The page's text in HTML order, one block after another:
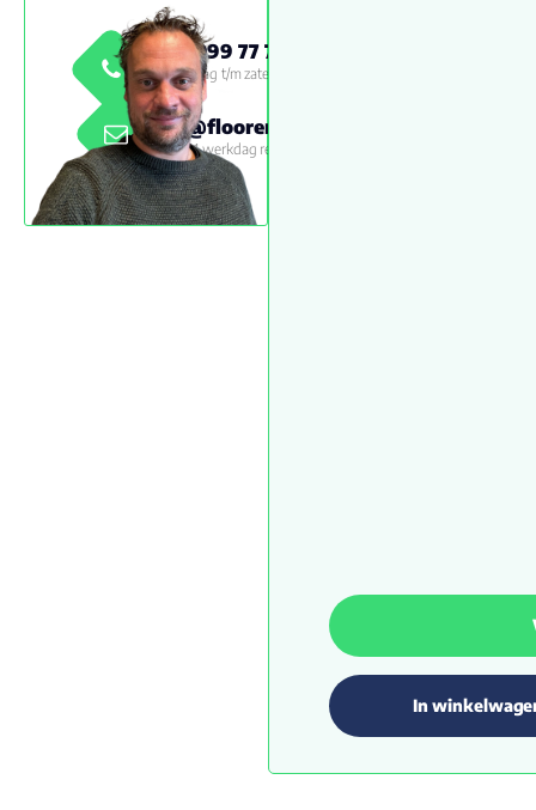
0800 999 77 79
Maandag t/m zaterdag 09:00 -
18:00
info@floorenmore.nl
Binnen 1 werkdag reactie
In